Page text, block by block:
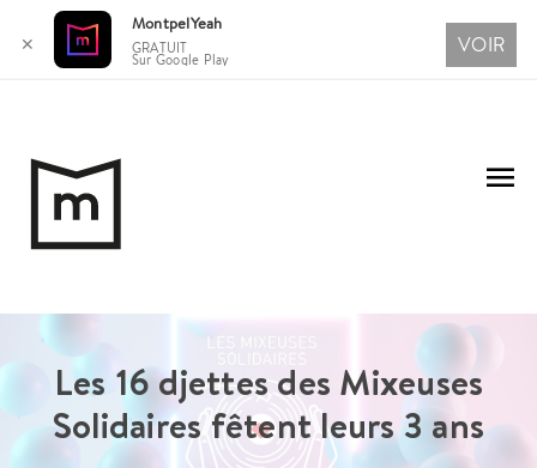
contenu
Les 16 djettes des Mixeuses
Solidaires fêtent leurs 3 ans
✕
MontpelYeah
GRATUIT
Sur Google Play
VOIR